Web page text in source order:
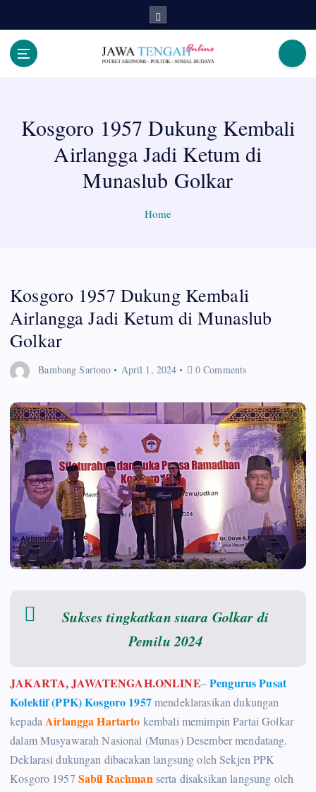
Kosgoro 1957 Dukung Kembali
Airlangga Jadi Ketum di
Munaslub Golkar
Home
Kosgoro 1957 Dukung Kembali
Airlangga Jadi Ketum di Munaslub
Golkar
Bambang Sartono April 1, 2024 0 Comments
Sukses tingkatkan suara Golkar di
Pemilu 2024
JAKARTA, JAWATENGAH.ONLINE–Pengurus Pusat
Kolektif (PPK) Kosgoro 1957mendeklarasikan dukungan
kepada Airlangga Hartarto kembali memimpin Partai Golkar
dalam Musyawarah Nasional (Munas) Desember mendatang.
Deklarasi dukungan dibacakan langsung oleh Sekjen PPK
Kosgoro 1957 Sabil Rachman serta disaksikan langsung oleh